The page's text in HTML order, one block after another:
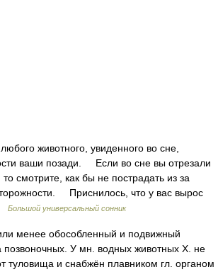
животного, увиденного во сне,
ваши позади. Если во сне вы отрезали
то смотрите, как бы не пострадать из за
Приснилось, что у вас вырос
Большой универсальный сонник
менее обособленный и подвижный
позвоночных. У мн. водных животных X. не
туловища и снабжён плавником гл. органом